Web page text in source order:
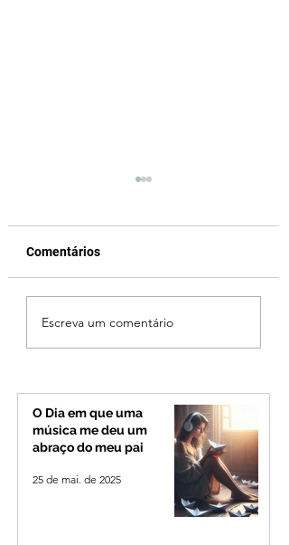
Tragédia na BR-251:
Fuga de carro
carregado de drogas
mortos em Salinas
Comentários
Escreva um comentário
O Dia em que uma
música me deu um
abraço do meu pai
25 de mai. de 2025